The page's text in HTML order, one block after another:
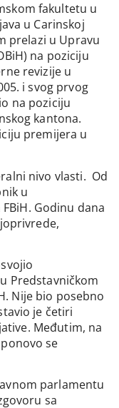
fakultetu u
u Carinskoj
prelazi u Upravu
na poziciju
revizije u
i svog prvog
na poziciju
kantona.
premijera u
nivo vlasti. Od
u
Godinu dana
Predstavničkom
Nije bio posebno
je četiri
Međutim, na
se
parlamentu
sa